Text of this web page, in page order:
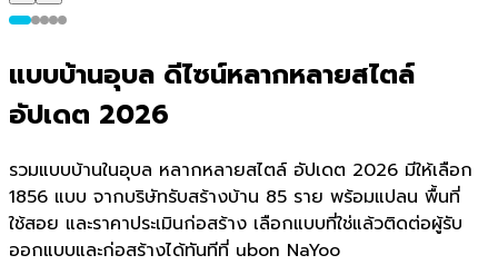
แบบบ้านอุบล ดีไซน์หลากหลายสไตล์
อัปเดต 2026
รวมแบบบ้านในอุบล หลากหลายสไตล์ อัปเดต 2026 มีให้เลือก
1856 แบบ จากบริษัทรับสร้างบ้าน 85 ราย พร้อมแปลน พื้นที่
ใช้สอย และราคาประเมินก่อสร้าง เลือกแบบที่ใช่แล้วติดต่อผู้รับ
ออกแบบและก่อสร้างได้ทันทีที่ ubon NaYoo